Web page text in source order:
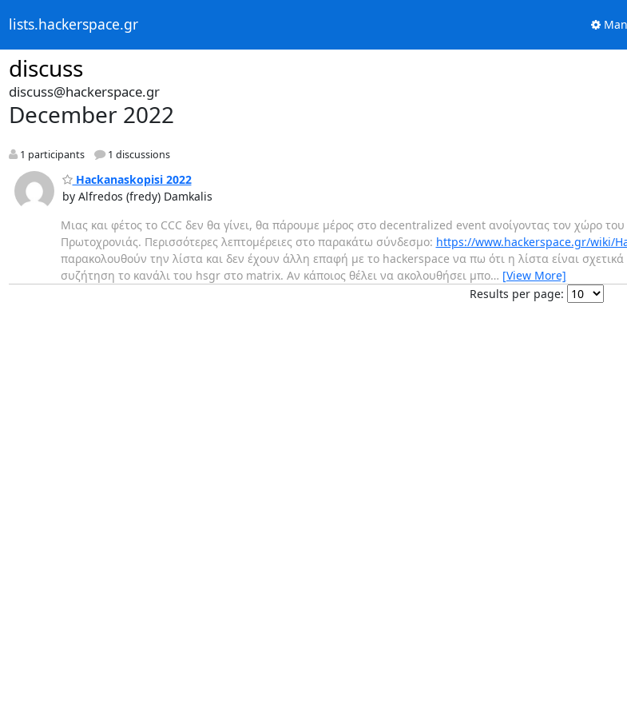
lists.hackerspace.gr
discuss
discuss@hackerspace.gr
December 2022
1 participants 1 discussions
Hackanaskopisi 2022
by Alfredos (fredy) Damkalis
Μιας και φέτος το CCC δεν θα γίνει, θα πάρουμε μέρος στο decentralized event ανοίγοντας τον χώρο
Πρωτοχρονιάς. Περισσότερες λεπτομέρειες στο παρακάτω σύνδεσμο: https://www.hackerspace.gr/wiki/
παρακολουθούν την λίστα και δεν έχουν άλλη επαφή με το hackerspace να πω ότι η λίστα είναι σχετικά
συζήτηση το κανάλι του hsgr στο matrix. Αν κάποιος θέλει να ακολουθήσει μπο… [View More]
Results per page: